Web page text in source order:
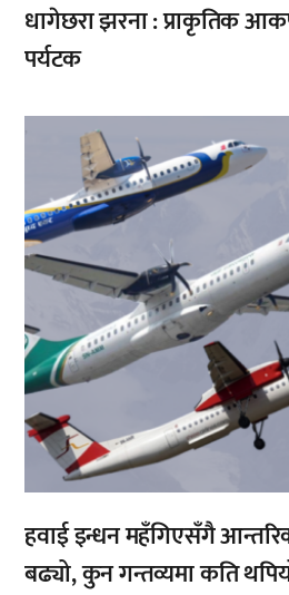
धागेछरा झरना : प्राकृतिक
पर्यटक
हवाई इन्धन महँगिएसँगै
बढ्यो, कुन गन्तव्यमा कति